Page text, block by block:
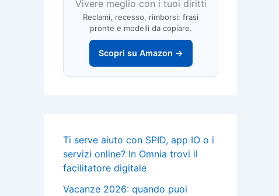
Vivere meglio con i tuoi diritti
Reclami, recesso, rimborsi: frasi
pronte e modelli da copiare.
Scopri su Amazon →
Ti serve aiuto con SPID, app IO o i
servizi online? In Omnia trovi il
facilitatore digitale
Vacanze 2026: quando puoi